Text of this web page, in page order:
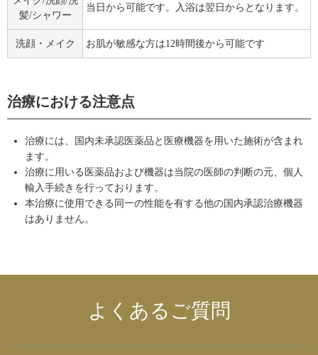
髪/シャワー
当日から可能です。入浴は翌日からとなります。
洗顔・メイク お肌が敏感な方は12時間後から可能です
治療における注意点
治療には、国内未承認医薬品と医療機器を⽤いた施術が含まれ
ます。
治療に⽤いる医薬品および機器は当院の医師の判断の元、個⼈
輸⼊⼿続きを行っております。
本治療に使用できる同一の性能を有する他の国内承認治療機器
はありません。
よくあるご質問